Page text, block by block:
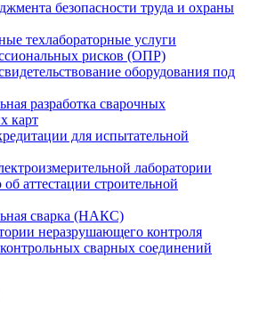
безопасности труда и охраны
техлабораторные услуги
рисков (ОПР)
оборудования под
разработка сварочных
карт
для испытательной
лаборатории
аттестации строительной
сварка (НАКС)
неразрушающего контроля
сварных соединений